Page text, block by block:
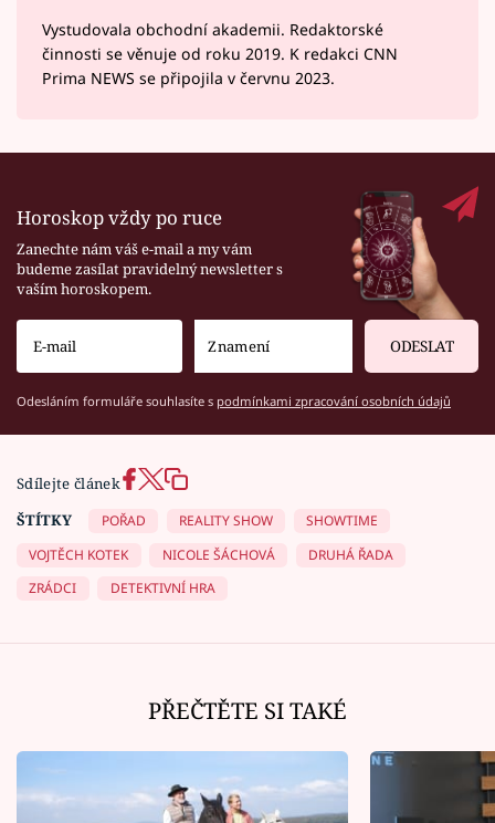
Vystudovala obchodní akademii. Redaktorské
činnosti se věnuje od roku 2019. K redakci CNN
Prima NEWS se připojila v červnu 2023.
Horoskop vždy po ruce
Zanechte nám váš e-mail a my vám
budeme zasílat pravidelný newsletter s
vaším horoskopem.
ODESLAT
Odesláním formuláře souhlasíte s podmínkami zpracování osobních údajů
Sdílejte článek
ŠTÍTKY
POŘAD REALITY SHOW
SHOWTIME
VOJTĚCH KOTEK
NICOLE ŠÁCHOVÁ
DRUHÁ ŘADA
ZRÁDCI
DETEKTIVNÍ HRA
PŘEČTĚTE SI TAKÉ